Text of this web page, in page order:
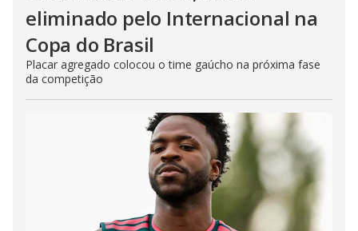
eliminado pelo Internacional na
Copa do Brasil
Placar agregado colocou o time gaúcho na próxima fase
da competição